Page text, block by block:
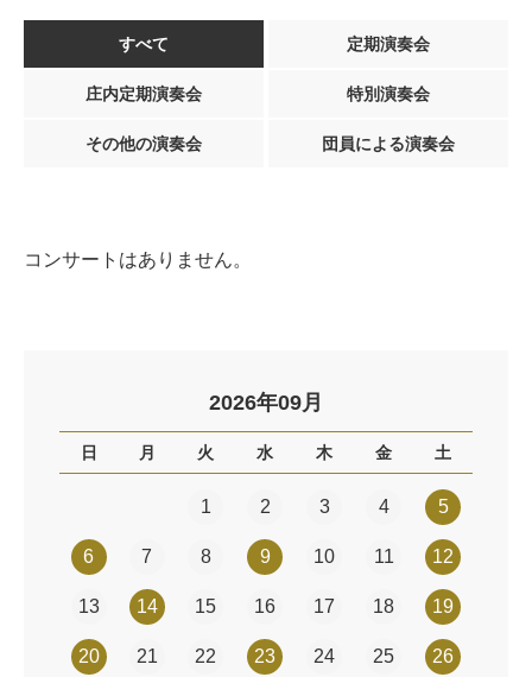
すべて 定期演奏会
庄内定期演奏会 特別演奏会
その他の演奏会 団員による演奏会
コンサートはありません。
2026年09月
日 月 火 水 木 金 土
1 2 3 4 5
6 7 8 9 10 11 12
13 14 15 16 17 18 19
20 21 22 23 24 25 26